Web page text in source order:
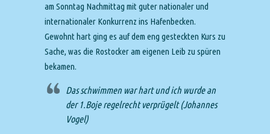
am Sonntag Nachmittag mit guter nationaler und
internationaler Konkurrenz ins Hafenbecken.
Gewohnt hart ging es auf dem eng gesteckten Kurs zu
Sache, was die Rostocker am eigenen Leib zu spüren
bekamen.
Das schwimmen war hart und ich wurde an
der 1.Boje regelrecht verprügelt (Johannes
Vogel)